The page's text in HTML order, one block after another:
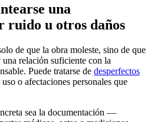
una
ruido u otros daños
de que la obra moleste, sino de que
una relación suficiente con la
Puede tratarse de desperfectos
o afectaciones personales que
sea la documentación —